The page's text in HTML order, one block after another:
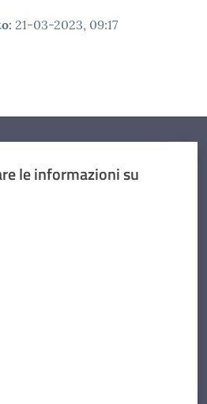
: 21-03-2023, 09:17
le informazioni su